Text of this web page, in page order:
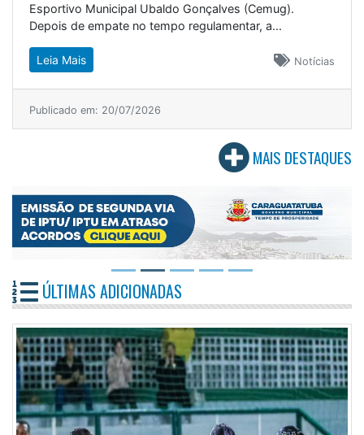
Esportivo Municipal Ubaldo Gonçalves (Cemug).
Depois de empate no tempo regulamentar, a...
Notícias
Leia Mais
Publicado em: 20/07/2026
MAIS DESTAQUES
ÚLTIMAS ADICIONADAS